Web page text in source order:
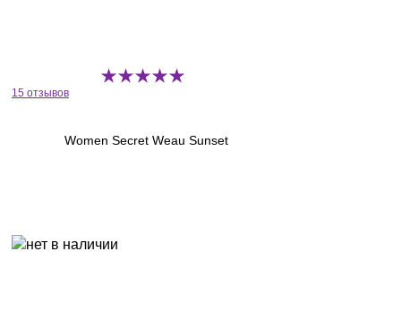
15 отзывов
Women Secret Weau Sunset